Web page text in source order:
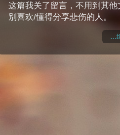
这篇我关了留言，不用到其
别喜欢/懂得分享悲伤的人。
…